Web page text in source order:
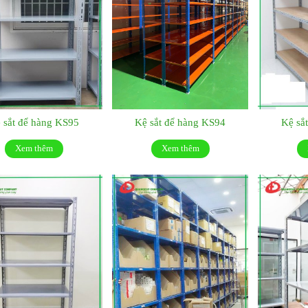
sắt để hàng KS95
Xem thêm
Kệ sắt để hàng KS94
Xem thêm
Kệ